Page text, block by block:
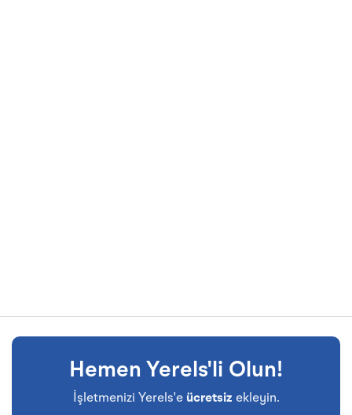
Hemen Yerels'li Olun!
İşletmenizi Yerels'e ücretsiz ekleyin.